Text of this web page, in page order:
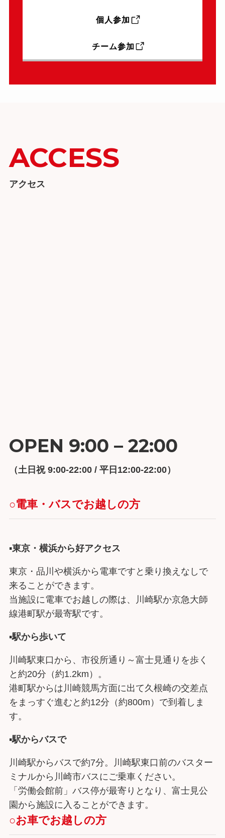
個人参加
チーム参加
ACCESS
アクセス
OPEN 9:00 – 22:00
（土日祝 9:00-22:00 / 平日12:00-22:00）
○電車・バスでお越しの方
▪︎東京・横浜から好アクセス
東京・品川や横浜から電車ですと乗り換えなしで
来ることができます。
当施設に電車でお越しの際は、川崎駅か京急大師
線港町駅が最寄駅です。
▪︎駅から歩いて
川崎駅東口から、市役所通り～富士見通りを歩く
と約20分（約1.2km）。
港町駅からは川崎競馬方面に出て久根崎の交差点
をまっすぐ進むと約12分（約800m）で到着しま
す。
▪︎駅からバスで
川崎駅からバスで約7分。川崎駅東口前のバスター
ミナルから川崎市バスにご乗車ください。
「労働会館前」バス停が最寄りとなり、富士見公
園から施設に入ることができます。
○お車でお越しの方